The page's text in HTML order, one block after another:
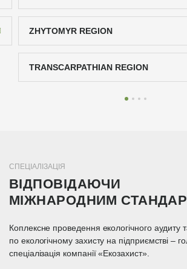
ZHYTOMYR REGION
TRANSCARPATHIAN REGION
СПЕЦІАЛІЗАЦІЯ
ВІДПОВІДАЮЧИ
МІЖНАРОДНИМ
Коплексне проведення екологічного аудиту
по екологічному захисту на підприємстві –
спеціалізація компанії «Екозахист».